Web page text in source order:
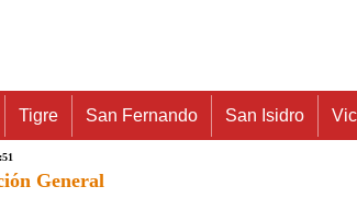
Tigre San Fernando San Isidro
General